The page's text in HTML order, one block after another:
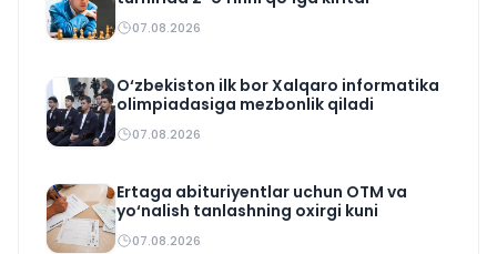
07.08.2026
O‘zbekiston ilk bor Xalqaro informatika
olimpiadasiga mezbonlik qiladi
07.08.2026
Ertaga abituriyentlar uchun OTM va
yo‘nalish tanlashning oxirgi kuni
07.08.2026